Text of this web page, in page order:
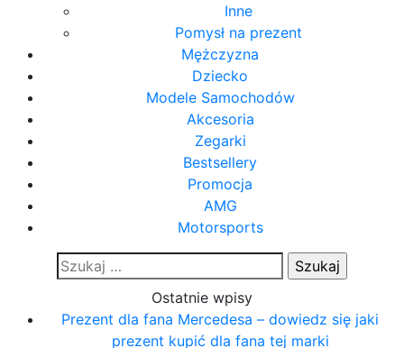
Inne
Pomysł na prezent
Mężczyzna
Dziecko
Modele Samochodów
Akcesoria
Zegarki
Bestsellery
Promocja
AMG
Motorsports
Szukaj:
Ostatnie wpisy
Prezent dla fana Mercedesa – dowiedz się jaki
prezent kupić dla fana tej marki